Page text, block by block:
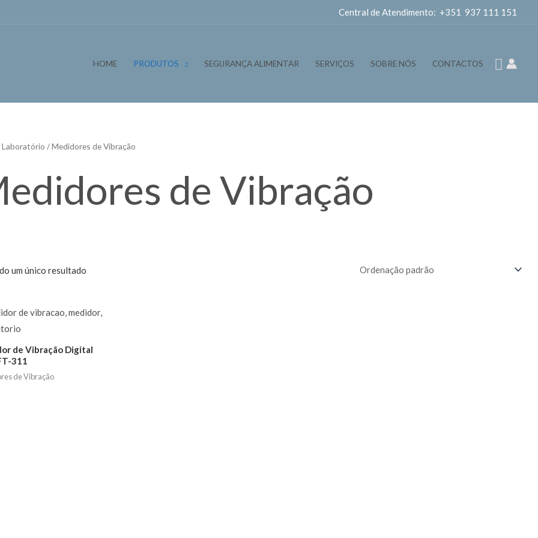
Central de Atendimento: +351 937 111 151
HOME PRODUTOS SEGURANÇA ALIMENTAR SERVIÇOS SOBRE NÓS CONTACTOS
Laboratório / Medidores de Vibração
de Vibração
um único resultado
de Vibração Digital
311
de Vibração